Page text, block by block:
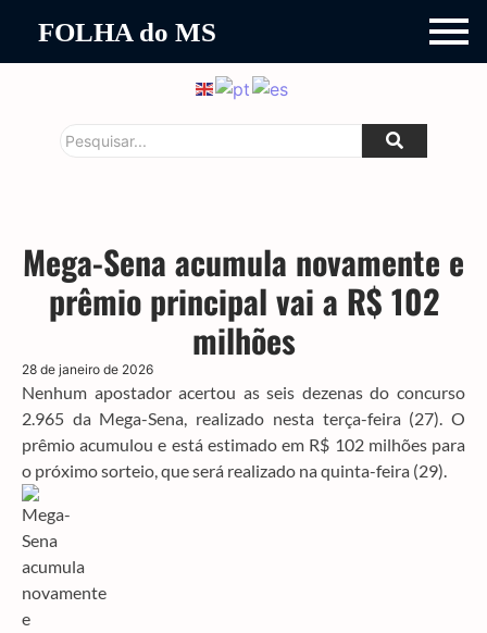
FOLHA do MS
Mega-Sena acumula novamente e
prêmio principal vai a R$ 102
milhões
28 de janeiro de 2026
Nenhum apostador acertou as seis dezenas do concurso
2.965 da Mega-Sena, realizado nesta terça-feira (27). O
prêmio acumulou e está estimado em R$ 102 milhões para
o próximo sorteio, que será realizado na quinta-feira (29).